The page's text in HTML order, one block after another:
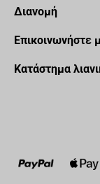
Διανομή
Επικοινωνήστε
Κατάστημα